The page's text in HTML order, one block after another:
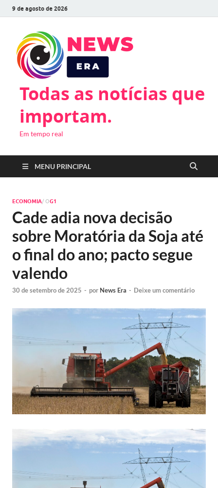
9 de agosto de 2026
Todas as notícias que
importam.
Em tempo real
MENU PRINCIPAL
ECONOMIA/ OG1
Cade adia nova decisão
sobre Moratória da Soja até
o final do ano; pacto segue
valendo
30 de setembro de 2025 - por News Era - Deixe um comentário